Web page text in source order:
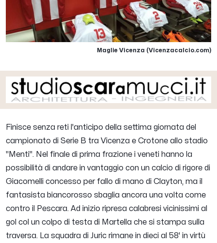
Maglie Vicenza (Vicenzacalcio.com)
Finisce senza reti l'anticipo della settima giornata del
campionato di Serie B tra Vicenza e Crotone allo stadio
"Menti". Nel finale di prima frazione i veneti hanno la
possibilità di andare in vantaggio con un calcio di rigore di
Giacomelli concesso per fallo di mano di Clayton, ma il
fantasista biancorosso sbaglia ancora una volta come
contro il Pescara. Ad inizio ripresa calabresi vicinissimi al
gol col un colpo di testa di Martella che si stampa sulla
traversa. La squadra di Juric rimane in dieci al 58' in virtù